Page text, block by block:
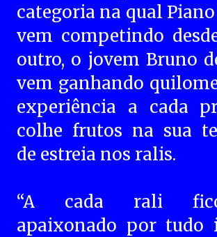
categoria na qual Piano
vem competindo
outro, o jovem Bruno
vem ganhando
experiência a cada
colhe frutos na sua
de estreia nos ralis.
“A cada rali
apaixonado por tudo